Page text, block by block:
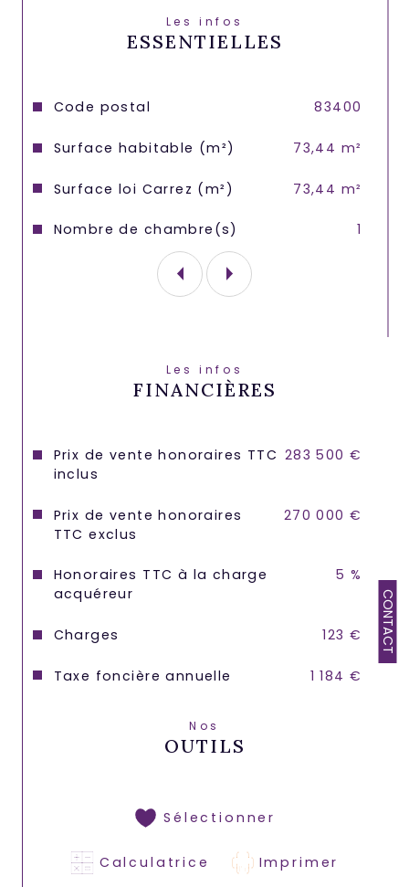
CONTACT
Les infos
ESSENTIELLES
Caractéristiques Valeurs
Code postal 83400
Surface habitable (m²) 73,44 m²
Surface loi Carrez (m²) 73,44 m²
Nombre de chambre(s) 1
auxquels ce bien est exposé sont
www.georisques.gouv.fr.
Les infos
FINANCIÈRES
Prix de vente honoraires TTC
inclus
283 500 €
Prix de vente honoraires
TTC exclus
270 000 €
Honoraires TTC à la charge
acquéreur
5 %
Charges 123 €
Taxe foncière annuelle 1 184 €
Nos
OUTILS
Sélectionner
Calculatrice Imprimer